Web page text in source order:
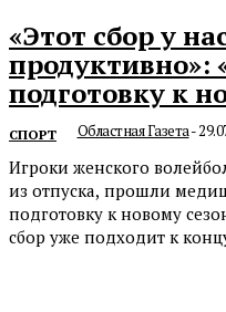
«Этот сбор у
продуктивно»:
подготовку к
СПОРТ Областная Газета-
Игроки женского
из отпуска, прошли
подготовку к новому
сбор уже подходит к